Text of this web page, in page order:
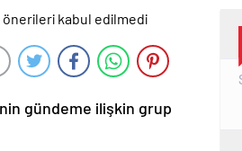
gündeme ilişkin grup